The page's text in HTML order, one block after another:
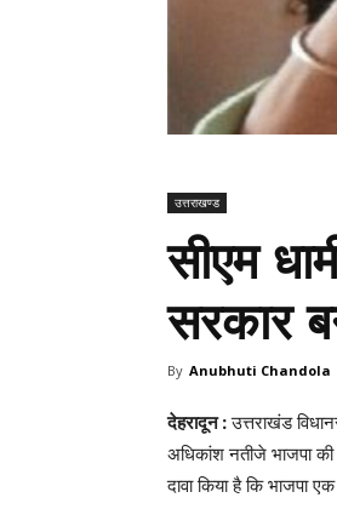
उत्तराखण्ड
सीएम
सरकार
By Anubhuti Chandola
देहरादून :उत्तराखंड
अधिकांश नतीजे भाजपा की
दावा किया है कि भाजपा